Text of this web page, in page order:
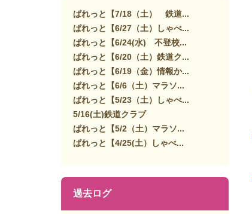
ぱれっと【7/18（土） 鉄道...
ぱれっと【6/27（土）しゃべ...
ぱれっと【6/24(水) 不登校...
ぱれっと【6/20（土）鉄道ク...
ぱれっと【6/19（金）情報か...
ぱれっと【6/6（土）マラソ...
ぱれっと【5/23（土）しゃべ...
5/16(土)鉄道クラブ
ぱれっと【5/2（土）マラソ...
ぱれっと【4/25(土）しゃべ...
過去ログ